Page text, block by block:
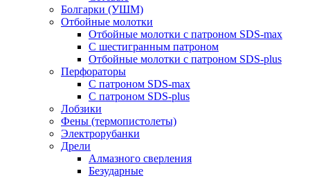
Болгарки (УШМ)
Отбойные молотки
Отбойные молотки с патроном SDS-max
С шестигранным патроном
Отбойные молотки с патроном SDS-plus
Перфораторы
С патроном SDS-max
С патроном SDS-plus
Лобзики
Фены (термопистолеты)
Электрорубанки
Дрели
Алмазного сверления
Безударные